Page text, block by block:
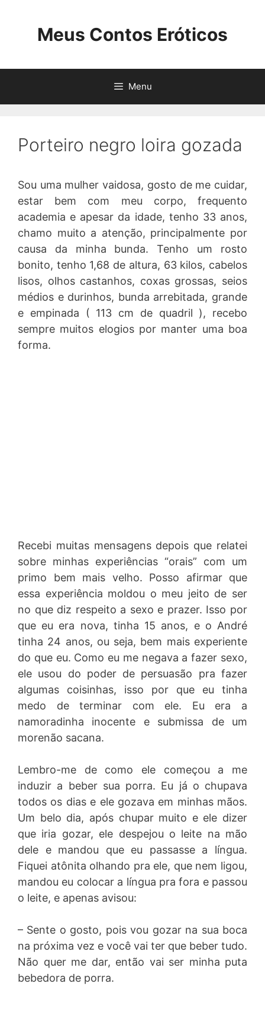
Meus Contos Eróticos
Menu
Porteiro negro loira gozada
Sou uma mulher vaidosa, gosto de me cuidar,
estar bem com meu corpo, frequento
academia e apesar da idade, tenho 33 anos,
chamo muito a atenção, principalmente por
causa da minha bunda. Tenho um rosto
bonito, tenho 1,68 de altura, 63 kilos, cabelos
lisos, olhos castanhos, coxas grossas, seios
médios e durinhos, bunda arrebitada, grande
e empinada ( 113 cm de quadril ), recebo
sempre muitos elogios por manter uma boa
forma.
Recebi muitas mensagens depois que relatei
sobre minhas experiências “orais” com um
primo bem mais velho. Posso afirmar que
essa experiência moldou o meu jeito de ser
no que diz respeito a sexo e prazer. Isso por
que eu era nova, tinha 15 anos, e o André
tinha 24 anos, ou seja, bem mais experiente
do que eu. Como eu me negava a fazer sexo,
ele usou do poder de persuasão pra fazer
algumas coisinhas, isso por que eu tinha
medo de terminar com ele. Eu era a
namoradinha inocente e submissa de um
morenão sacana.
Lembro-me de como ele começou a me
induzir a beber sua porra. Eu já o chupava
todos os dias e ele gozava em minhas mãos.
Um belo dia, após chupar muito e ele dizer
que iria gozar, ele despejou o leite na mão
dele e mandou que eu passasse a língua.
Fiquei atônita olhando pra ele, que nem ligou,
mandou eu colocar a língua pra fora e passou
o leite, e apenas avisou:
– Sente o gosto, pois vou gozar na sua boca
na próxima vez e você vai ter que beber tudo.
Não quer me dar, então vai ser minha puta
bebedora de porra.